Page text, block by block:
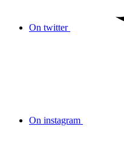
On twitter
On instagram